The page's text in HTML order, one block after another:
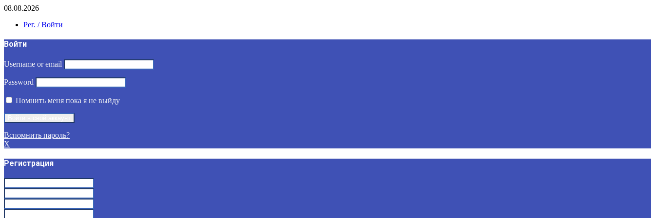
08.08.2026
Рег. / Войти
Войти
Username or email
Password
Помнить меня пока я не выйду
Вспомнить пароль?
X
Регистрация